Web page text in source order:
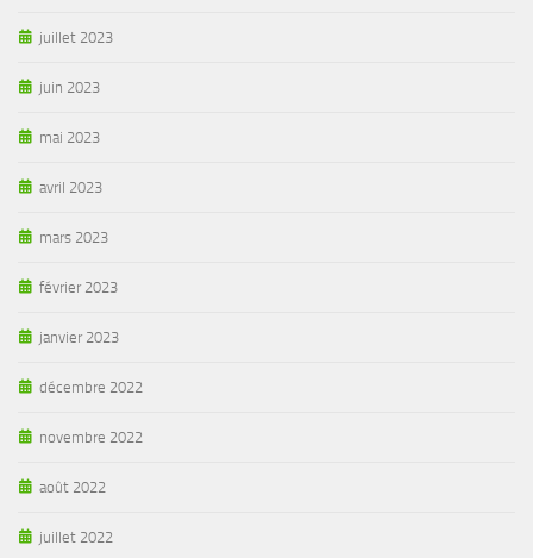
juillet 2023
juin 2023
mai 2023
avril 2023
mars 2023
février 2023
janvier 2023
décembre 2022
novembre 2022
août 2022
juillet 2022